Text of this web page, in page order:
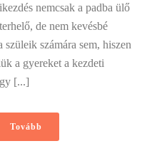
nemcsak a padba ülő
de nem kevésbé
szüleik számára sem, hiszen
a gyereket a kezdeti
[...]
Tovább